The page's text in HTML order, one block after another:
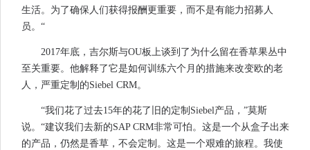
生活。为了确保人们获得报酬更重要，而不是有能力招募人
员。“
2017年底，吉尔斯与OU板上谈到了为什么留在香草果丛中
至关重要。他解释了它是如何训练六个月的措施来改变欧的老
人，严重定制的Siebel CRM。
“我们花了过去15年的花了旧的定制Siebel产品，”莫斯
说。“建议我们去新的SAP CRM非常可怕。这是一个从盒子出来
的产品，仍然是香草，不会定制。这是一个艰难的旅程。我使